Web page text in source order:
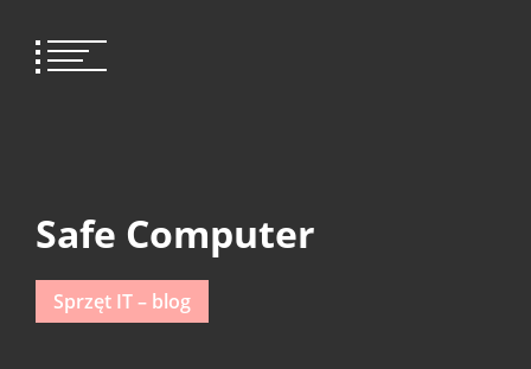
content
Safe Computer
Sprzęt IT – blog